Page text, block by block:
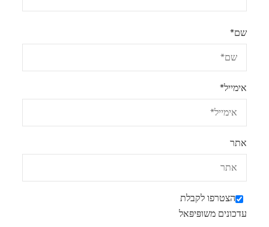
שם*
אימייל*
אתר
הצטרפו לקבלת
עדכונים משופּיפּאל